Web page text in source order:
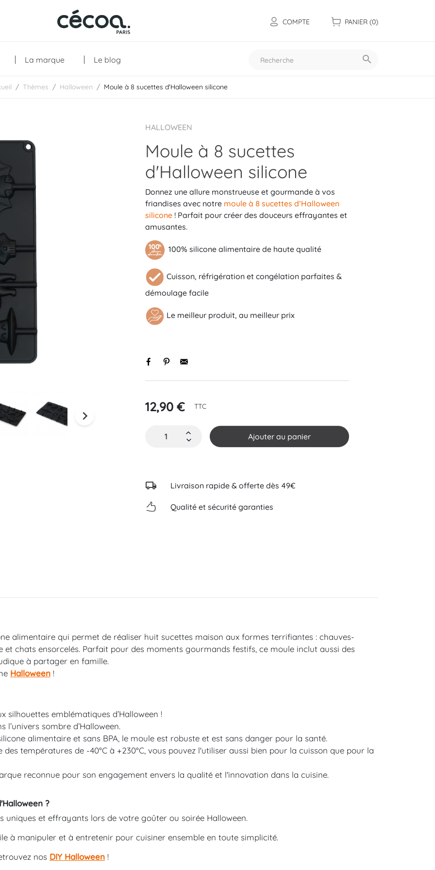
COMPTE PANIER (0)
Les essentiels Les mini
La marque Le blog 
Thèmes Halloween Moule à 8 sucettes d'Halloween silicone

HALLOWEEN
Moule à 8 sucettes
d'Halloween silicone
Donnez une allure monstrueuse et gourmande à vos
friandises avec notre moule à 8 sucettes d’Halloween
silicone ! Parfait pour créer des douceurs effrayantes et
amusantes.
100% silicone alimentaire de haute qualité
Cuisson, réfrigération et congélation parfaites &
démoulage facile
Le meilleur produit, au meilleur prix
12,90 € TTC
Ajouter au panier
Livraison rapide & offerte dès 49€
Qualité et sécurité garanties
alimentaire qui permet de réaliser huit sucettes maison aux formes terrifiantes : chauves-
et chats ensorcelés. Parfait pour des moments gourmands festifs, ce moule inclut aussi des
à partager en famille.
Halloween !
silhouettes emblématiques d’Halloween !
sombre d’Halloween.
alimentaire et sans BPA, le moule est robuste et est sans danger pour la santé.
des températures de -40°C à +230°C, vous pouvez l'utiliser aussi bien pour la cuisson que pour la
reconnue pour son engagement envers la qualité et l'innovation dans la cuisine.
?
uniques et effrayants lors de votre goûter ou soirée Halloween.
à manipuler et à entretenir pour cuisiner ensemble en toute simplicité.
nos DIY Halloween !